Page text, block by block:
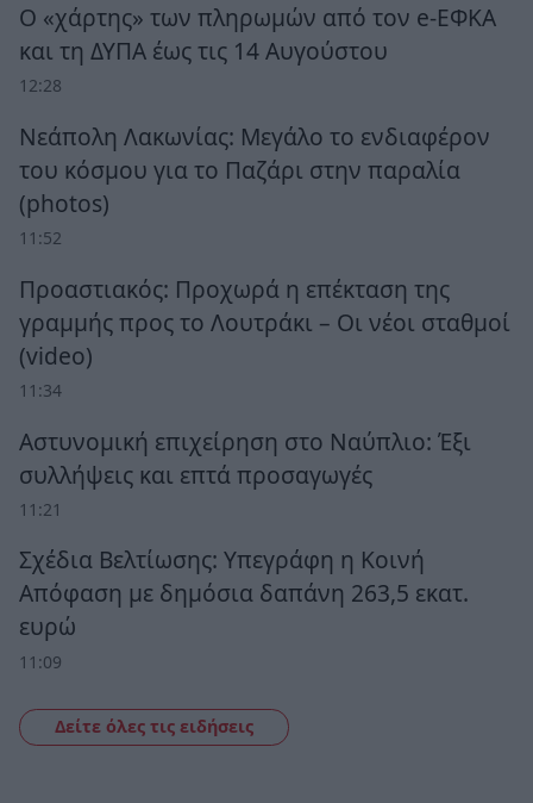
Ο «χάρτης» των πληρωμών από τον e-ΕΦΚΑ
και τη ΔΥΠΑ έως τις 14 Αυγούστου
12:28
Νεάπολη Λακωνίας: Μεγάλο το ενδιαφέρον
του κόσμου για το Παζάρι στην παραλία
(photos)
11:52
Προαστιακός: Προχωρά η επέκταση της
γραμμής προς το Λουτράκι – Οι νέοι σταθμοί
(video)
11:34
Αστυνομική επιχείρηση στο Ναύπλιο: Έξι
συλλήψεις και επτά προσαγωγές
11:21
Σχέδια Βελτίωσης: Υπεγράφη η Κοινή
Απόφαση με δημόσια δαπάνη 263,5 εκατ.
ευρώ
11:09
Δείτε όλες τις ειδήσεις